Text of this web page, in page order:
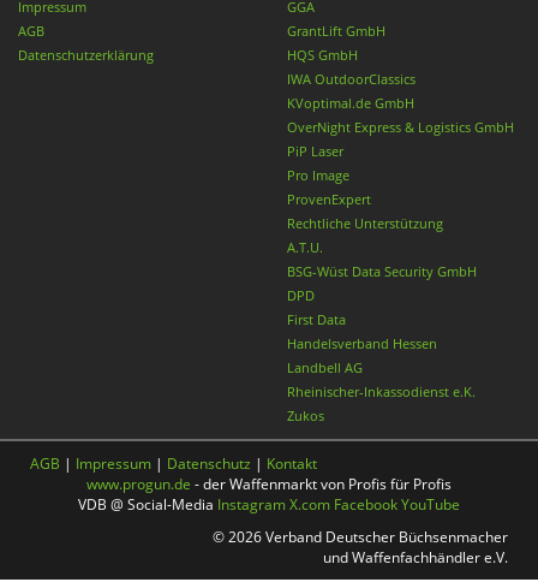
Impressum
AGB
Datenschutzerklärung
GGA
GrantLift GmbH
HQS GmbH
IWA OutdoorClassics
KVoptimal.de GmbH
OverNight Express & Logistics GmbH
PiP Laser
Pro Image
ProvenExpert
Rechtliche Unterstützung
A.T.U.
BSG-Wüst Data Security GmbH
DPD
First Data
Handelsverband Hessen
Landbell AG
Rheinischer-Inkassodienst e.K.
Zukos
AGB | Impressum | Datenschutz | Kontakt
www.progun.de - der Waffenmarkt von Profis für Profis
VDB @ Social-Media InstagramX.com FacebookYouTube
© 2026 Verband Deutscher Büchsenmacher
und Waffenfachhändler e.V.